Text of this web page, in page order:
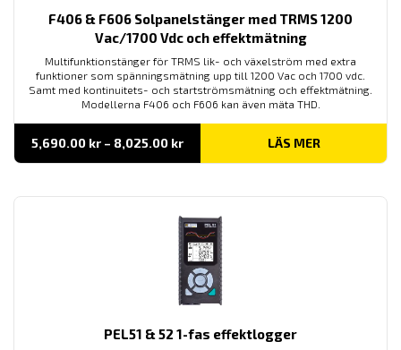
F406 & F606 Solpanelstänger med TRMS 1200
Vac/1700 Vdc och effektmätning
Multifunktionstänger för TRMS lik- och växelström med extra
funktioner som spänningsmätning upp till 1200 Vac och 1700 vdc.
Samt med kontinuitets- och startströmsmätning och effektmätning.
Modellerna F406 och F606 kan även mäta THD.
5,690.00 kr – 8,025.00 krPrisintervall:
till
LÄS MER
PEL51 & 52 1-fas effektlogger